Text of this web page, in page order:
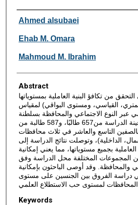
Authors
Ahmed alsubaei
Ehab M. Omara
Mahmoud M. Ibrahim
Abstract
من تكافؤ البنية العاملية بمستوياتها
القياسي، ومستوى البواقي) لمقياس
عبر النوع الاجتماعي والمحافظة بسلطنة
عُمان، وقد تكونت عينة الدراسة من657 طالبًا، و587 طالبة من
التاسع والعاشر في ثلاث محافظات
الداخلية)، وتوصلت نتائج الدراسة إلى
بجميع مستوياتها، مما يعني إمكانية
المجموعات المختلفة محل الدراسة وفق
والمحافظة. وقد أوصى الباحثون بإمكانية
دراسة الفروق بين الجنسين على مستوى
Keywords